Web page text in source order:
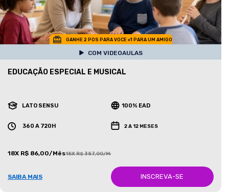
GANHE 2 POS PARA VOCE +1 PARA UM AMIGO
COM VIDEOAULAS
EDUCAÇÃO ESPECIAL E MUSICAL
LATO SENSU 100% EAD
360 A 720H 2 A 12 MESES
18X R$ 86,00/Mês18X R$ 387,00/Mês
SAIBA MAIS INSCREVA-SE